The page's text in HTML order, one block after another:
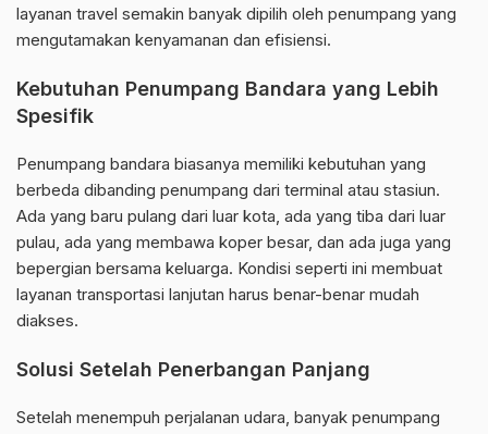
layanan travel semakin banyak dipilih oleh penumpang yang
mengutamakan kenyamanan dan efisiensi.
Kebutuhan Penumpang Bandara yang Lebih
Spesifik
Penumpang bandara biasanya memiliki kebutuhan yang
berbeda dibanding penumpang dari terminal atau stasiun.
Ada yang baru pulang dari luar kota, ada yang tiba dari luar
pulau, ada yang membawa koper besar, dan ada juga yang
bepergian bersama keluarga. Kondisi seperti ini membuat
layanan transportasi lanjutan harus benar-benar mudah
diakses.
Solusi Setelah Penerbangan Panjang
Setelah menempuh perjalanan udara, banyak penumpang